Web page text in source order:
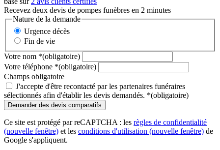
Recevez deux devis de pompes funèbres en 2 minutes
Nature de la demande
Urgence décès
Fin de vie
Votre nom *(obligatoire)
Votre téléphone *(obligatoire)
Champs obligatoire
J'accepte d'être recontacté par les partenaires funéraires
sélectionnés afin d'établir les devis demandés. *(obligatoire)
Ce site est protégé par reCAPTCHA : les règles de confidentialité
(nouvelle fenêtre) et les conditions d'utilisation (nouvelle fenêtre) de
Google s'appliquent.